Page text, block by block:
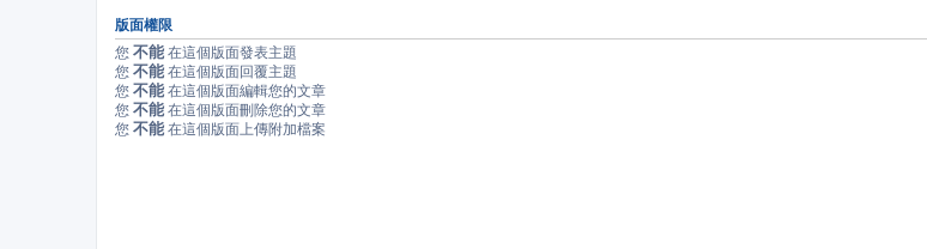
版面權限
您 不能 在這個版面發表主題
您 不能 在這個版面回覆主題
您 不能 在這個版面編輯您的文章
您 不能 在這個版面刪除您的文章
您 不能 在這個版面上傳附加檔案